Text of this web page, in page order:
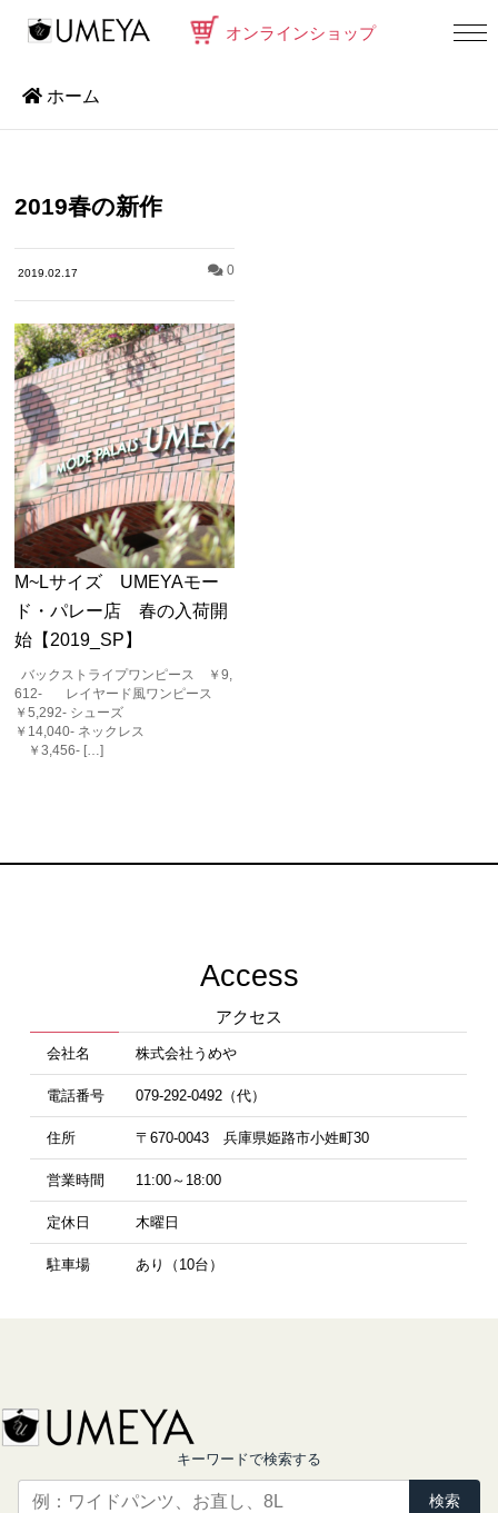
オンラインショップ
ホーム
2019春の新作
2019.02.17 0
M~Lサイズ UMEYAモー
ド・パレー店 春の入荷開
始【2019_SP】
バックストライプワンピース ￥9,
612- レイヤード風ワンピース
￥5,292- シューズ
￥14,040- ネックレス
￥3,456- […]
Access
アクセス
会社名 株式会社うめや
電話番号 079-292-0492（代）
住所 〒670-0043 兵庫県姫路市小姓町30
営業時間 11:00～18:00
定休日 木曜日
駐車場 あり（10台）
キーワードで検索する
検索